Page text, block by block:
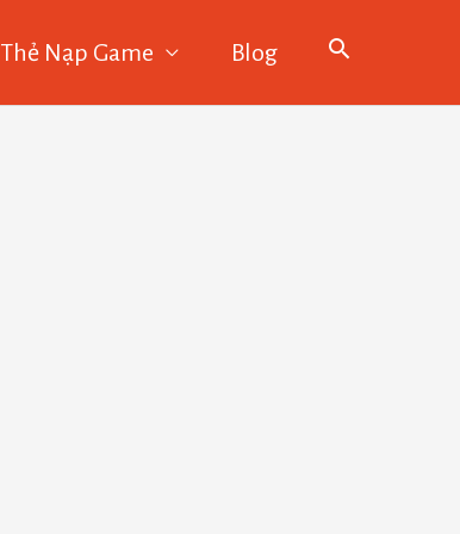
Thẻ Nạp Game Blog